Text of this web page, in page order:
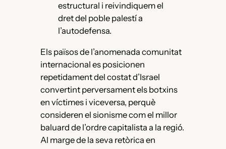
estructural i reivindiquem el
dret del poble palestí a
l’autodefensa.
Els països de l’anomenada comunitat
internacional es posicionen
repetidament del costat d’Israel
convertint perversament els botxins
en víctimes i viceversa, perquè
consideren el sionisme com el millor
baluard de l’ordre capitalista a la regió.
Al marge de la seva retòrica en